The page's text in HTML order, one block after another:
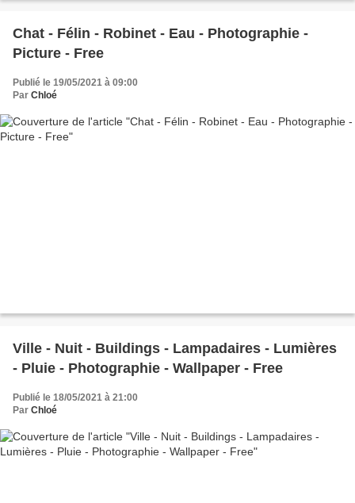
Chat - Félin - Robinet - Eau - Photographie -
Picture - Free
Publié le 19/05/2021 à 09:00
Par Chloé
Ville - Nuit - Buildings - Lampadaires - Lumières
- Pluie - Photographie - Wallpaper - Free
Publié le 18/05/2021 à 21:00
Par Chloé